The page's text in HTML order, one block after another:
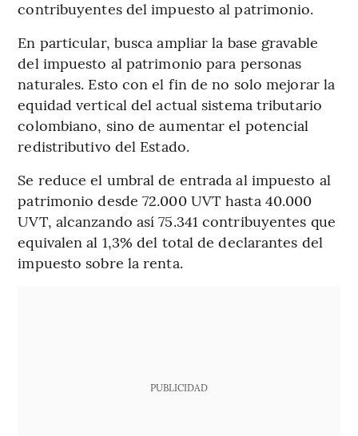
contribuyentes del impuesto al patrimonio.
En particular, busca ampliar la base gravable
del impuesto al patrimonio para personas
naturales. Esto con el fin de no solo mejorar la
equidad vertical del actual sistema tributario
colombiano, sino de aumentar el potencial
redistributivo del Estado.
Se reduce el umbral de entrada al impuesto al
patrimonio desde 72.000 UVT hasta 40.000
UVT, alcanzando así 75.341 contribuyentes que
equivalen al 1,3% del total de declarantes del
impuesto sobre la renta.
PUBLICIDAD